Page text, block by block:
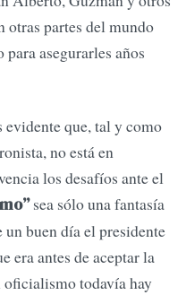
otras partes del mundo
asegurarles años
evidente que, tal y como
no está en
los desafíos ante el
sea sólo una fantasía
buen día el presidente
era antes de aceptar la
todavía hay